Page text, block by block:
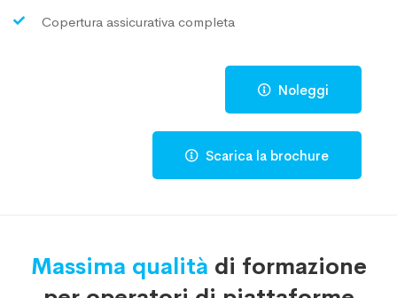
Copertura assicurativa completa
Noleggi
Scarica la brochure
Massima qualità di formazione